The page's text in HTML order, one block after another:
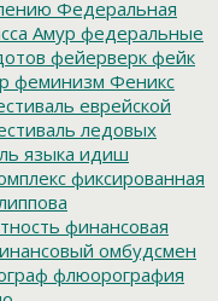
Федеральная
Амур федеральные
фейерверк фейк
феминизм Феникс
еврейской
ледовых
языка идиш
фиксированная
финансовая
омбудсмен
флюорография